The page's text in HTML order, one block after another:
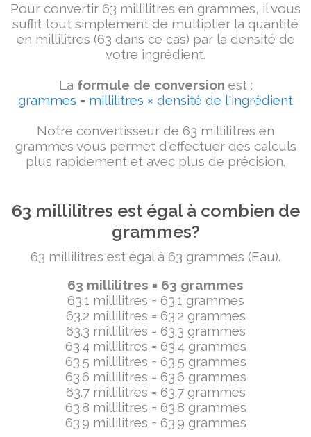
Pour convertir 63 millilitres en grammes, il vous
suffit tout simplement de multiplier la quantité
en millilitres (63 dans ce cas) par la densité de
votre ingrédient.
La formule de conversion est :
grammes = millilitres × densité de l'ingrédient
Notre convertisseur de 63 millilitres en
grammes vous permet d'effectuer des calculs
plus rapidement et avec plus de précision.
63 millilitres est égal à combien de
grammes?
63 millilitres est égal à 63 grammes (Eau).
63 millilitres = 63 grammes
63.1 millilitres = 63.1 grammes
63.2 millilitres = 63.2 grammes
63.3 millilitres = 63.3 grammes
63.4 millilitres = 63.4 grammes
63.5 millilitres = 63.5 grammes
63.6 millilitres = 63.6 grammes
63.7 millilitres = 63.7 grammes
63.8 millilitres = 63.8 grammes
63.9 millilitres = 63.9 grammes